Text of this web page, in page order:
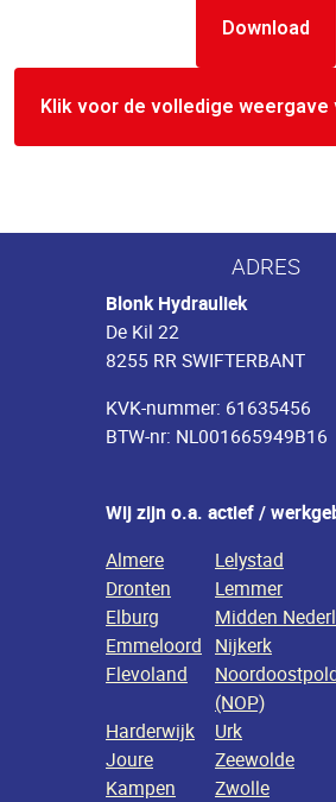
Download
Klik voor de volledige weergave
ADRES
Blonk Hydrauliek
De Kil 22
8255 RR SWIFTERBANT
KVK-nummer: 61635456
BTW-nr: NL001665949B16
Wij zijn o.a. actief /
Almere
Lelystad
Dronten
Lemmer
Elburg
Midden
Emmeloord Nijkerk
Flevoland
(NOP)
Harderwijk
Urk
Joure
Zeewolde
Kampen
Zwolle